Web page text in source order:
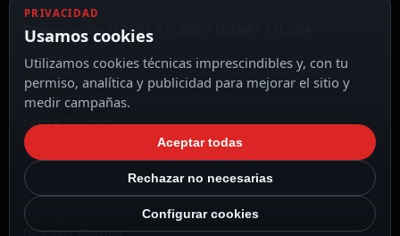
Compresión H.265+ / H.265 / H.264+ / H.264
Lente 2.8 mm
Luz híbrida
IR y Luz Blanca
PRIVACIDAD
Usamos cookies
Utilizamos cookies técnicas imprescindibles y, con tu
permiso, analítica y publicidad para mejorar el sitio y
medir campañas.
Aceptar todas
Rechazar no necesarias
Configurar cookies